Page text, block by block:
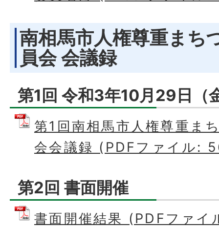
南相馬市人権尊重まち
員会 会議録
第1回 令和3年10月29日（
第1回南相馬市人権尊重ま
会会議録 (PDFファイル:
第2回 書面開催
書面開催結果 (PDFファ